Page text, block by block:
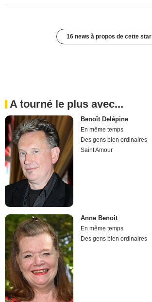
16 news à propos de cette star
A tourné le plus avec...
Benoît Delépine
En même temps
Des gens bien ordinaires
Saint Amour
Anne Benoit
En même temps
Des gens bien ordinaires